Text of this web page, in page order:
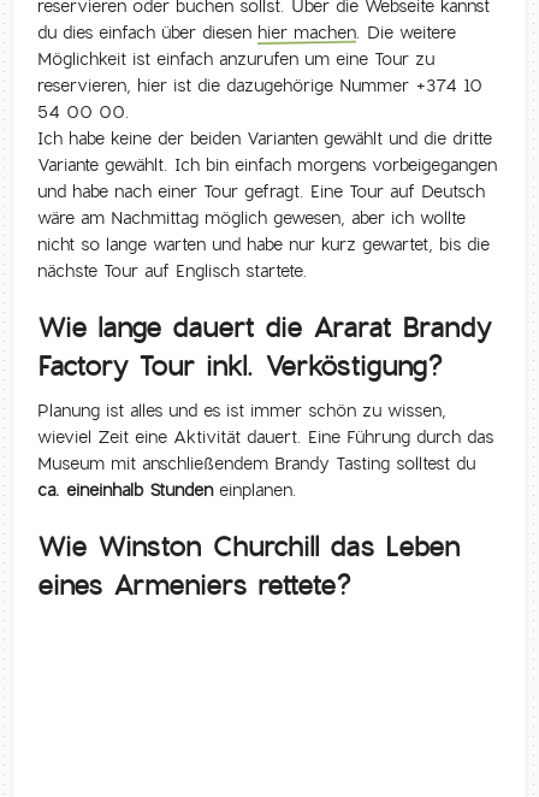
reservieren oder buchen sollst. Über die Webseite kannst
du dies einfach über diesen hier machen. Die weitere
Möglichkeit ist einfach anzurufen um eine Tour zu
reservieren, hier ist die dazugehörige Nummer +374 10
54 00 00.
Ich habe keine der beiden Varianten gewählt und die dritte
Variante gewählt. Ich bin einfach morgens vorbeigegangen
und habe nach einer Tour gefragt. Eine Tour auf Deutsch
wäre am Nachmittag möglich gewesen, aber ich wollte
nicht so lange warten und habe nur kurz gewartet, bis die
nächste Tour auf Englisch startete.
Wie lange dauert die Ararat Brandy
Factory Tour inkl. Verköstigung?
Planung ist alles und es ist immer schön zu wissen,
wieviel Zeit eine Aktivität dauert. Eine Führung durch das
Museum mit anschließendem Brandy Tasting solltest du
ca. eineinhalb Stundeneinplanen.
Wie Winston Churchill das Leben
eines Armeniers rettete?